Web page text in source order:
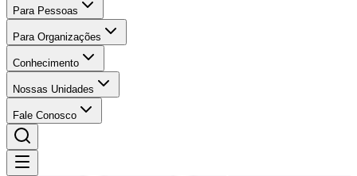
Para Pessoas
Para Organizações
Conhecimento
Nossas Unidades
Fale Conosco